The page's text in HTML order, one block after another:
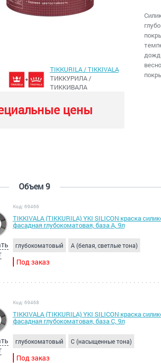
TIKKURILA / TIKKIVALA
ТИККУРИЛА /
ТИККИВАЛА
цены
Объем 9
Код: 69466
TIKKIVALA (TIKKURILA) YKI SILICON краска
фасадная глубокоматовая, база A, 9л
глубокоматовый A (белая, светлые тона)
Под заказ
Код: 69468
TIKKIVALA (TIKKURILA) YKI SILICON краска
фасадная глубокоматовая, база C, 9л
глубокоматовый C (насыщенные тона)
Под заказ